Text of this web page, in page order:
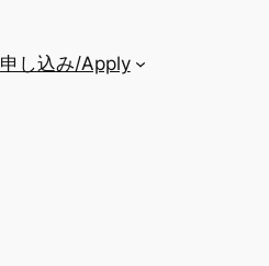
申し込み/Apply